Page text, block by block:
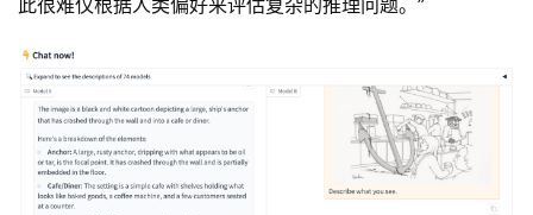
此很难仅根据人类偏好来评估复杂的推理问题。”